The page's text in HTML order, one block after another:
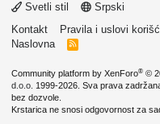
Svetli stil
Srpski
Kontakt
Pravila i uslovi
Naslovna
R
Community platform by XenForo® ©
d.o.o. 1999-2026. Sva prava
bez dozvole.
Krstarica ne snosi odgovornost za